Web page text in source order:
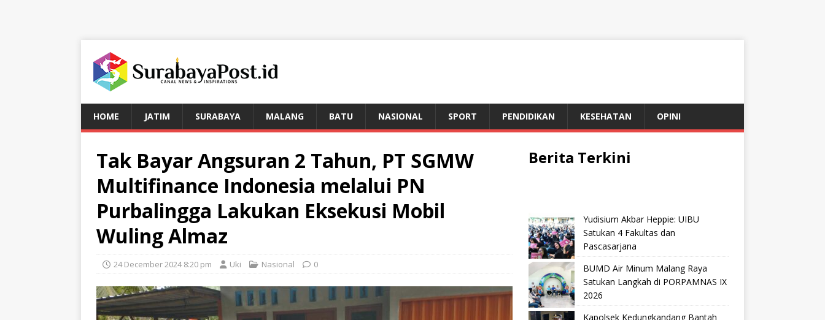
HOME JATIM SURABAYA MALANG BATU NASIONAL SPORT PENDIDIKAN KESEHATAN OPINI
Tak Bayar Angsuran 2 Tahun, PT SGMW
Multifinance Indonesia melalui PN
Purbalingga Lakukan Eksekusi Mobil
Wuling Almaz
24 December 2024 8:20 pm Uki Nasional 0
Berita Terkini
Yudisium Akbar Heppie: UIBU
Satukan 4 Fakultas dan
Pascasarjana
BUMD Air Minum Malang Raya
Satukan Langkah di PORPAMNAS IX
2026
Kapolsek Kedungkandang Bantah